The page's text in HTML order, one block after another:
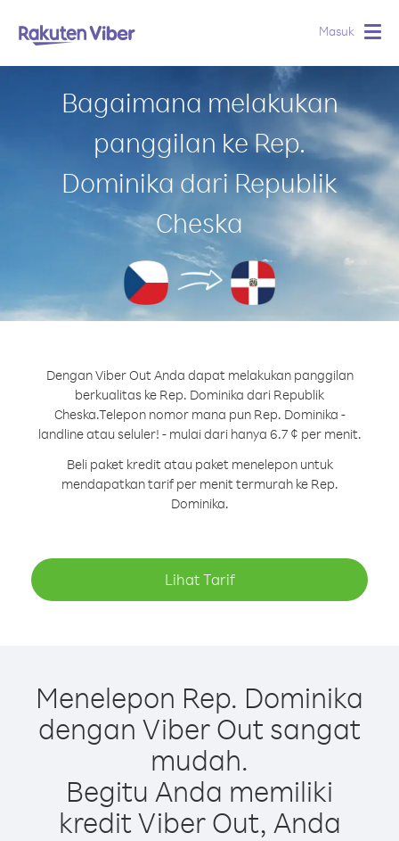
Masuk
Bagaimana melakukan
panggilan ke Rep.
Dominika dari Republik
Cheska
Dengan Viber Out Anda dapat melakukan panggilan
berkualitas ke Rep. Dominika dari Republik
Cheska.Telepon nomor mana pun Rep. Dominika -
landline atau seluler! - mulai dari hanya 6.7 ¢ per menit.
Beli paket kredit atau paket menelepon untuk
mendapatkan tarif per menit termurah ke Rep.
Dominika.
Lihat Tarif
Menelepon Rep. Dominika
dengan Viber Out sangat
mudah.
Begitu Anda memiliki
kredit Viber Out, Anda